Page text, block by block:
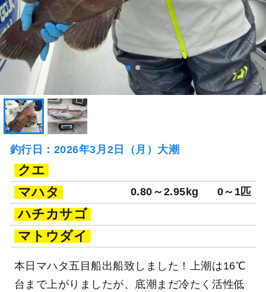
釣行日：2026年3月2日（月）大潮
クエ
マハタ
0.80～2.95kg 0～1匹
ハチカサゴ
マトウダイ
本日マハタ五目船出船致しました！上潮は16℃
台まで上がりましたが、底潮まだ冷たく活性低